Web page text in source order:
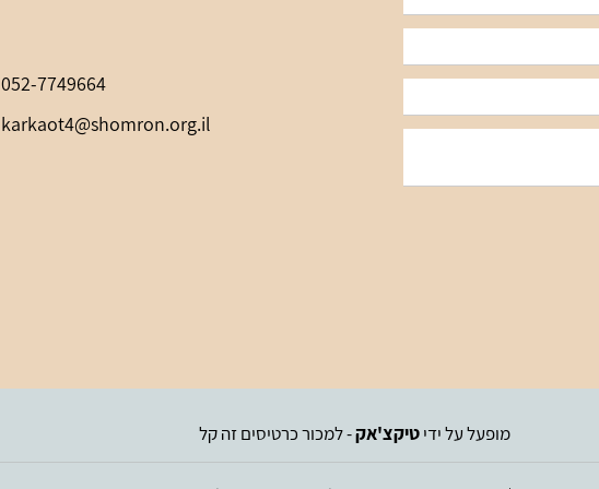
052-7749664
karkaot4@shomron.org.il
מופעל על ידיטיקצ'אק- למכור כרטיסים זה קל